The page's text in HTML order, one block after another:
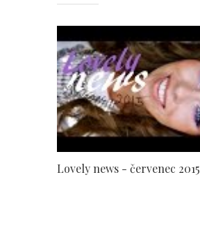
Lovely news - červenec 2015